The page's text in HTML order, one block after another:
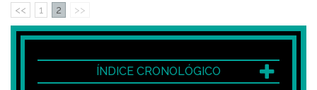
<< 1 2 >>
ÍNDICE CRONOLÓGICO